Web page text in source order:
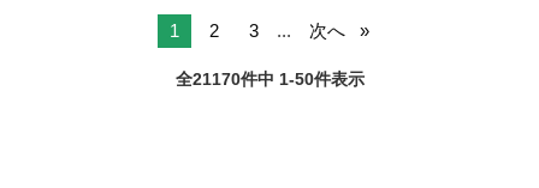
1 2 3 ... 次へ
全21170件中 1-50件表示